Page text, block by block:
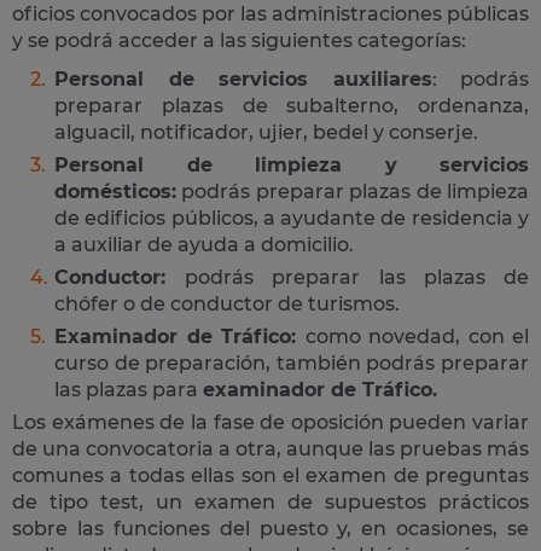
oficios convocados por las administraciones públicas
y se podrá acceder a las siguientes categorías:
Personal de servicios auxiliares: podrás
preparar plazas de subalterno, ordenanza,
alguacil, notificador, ujier, bedel y conserje.
Personal de limpieza y servicios
domésticos: podrás preparar plazas de limpieza
de edificios públicos, a ayudante de residencia y
a auxiliar de ayuda a domicilio.
Conductor: podrás preparar las plazas de
chófer o de conductor de turismos.
Examinador de Tráfico: como novedad, con el
curso de preparación, también podrás preparar
las plazas para examinador de Tráfico.
Los exámenes de la fase de oposición pueden variar
de una convocatoria a otra, aunque las pruebas más
comunes a todas ellas son el examen de preguntas
de tipo test, un examen de supuestos prácticos
sobre las funciones del puesto y, en ocasiones, se